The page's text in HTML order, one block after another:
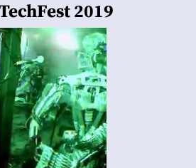
2019